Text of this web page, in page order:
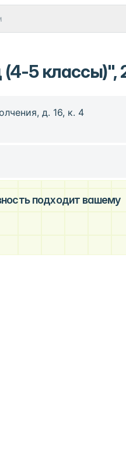
5 классы)",
д. 16, к. 4
подходит вашему